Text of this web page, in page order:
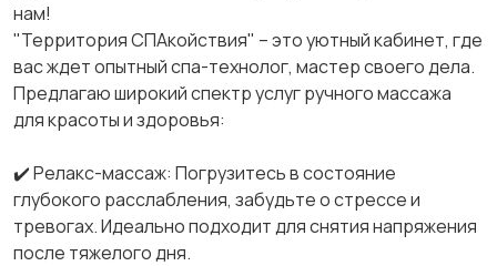
нам!
"Территория СПАкойствия" – это уютный кабинет, где
вас ждет опытный спа-технолог, мастер своего дела.
Предлагаю широкий спектр услуг ручного массажа
для красоты и здоровья:
✔️ Релакс-массаж: Погрузитесь в состояние
глубокого расслабления, забудьте о стрессе и
тревогах. Идеально подходит для снятия напряжения
после тяжелого дня.